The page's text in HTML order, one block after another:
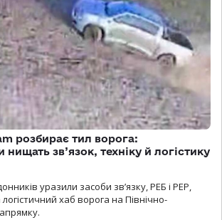
розбирає тил ворога:
зв’язок, техніку й логістику
уразили засоби зв’язку, РЕБ і РЕР,
хаб ворога на Північно-